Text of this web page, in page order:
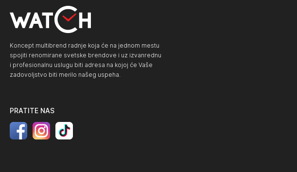
Koncept multibrend radnje koja će na jednom mestu
spojiti renomirane svetske brendove i uz izvanrednu
i profesionalnu uslugu biti adresa na kojoj će Vaše
zadovoljstvo biti merilo našeg uspeha.
PRATITE NAS